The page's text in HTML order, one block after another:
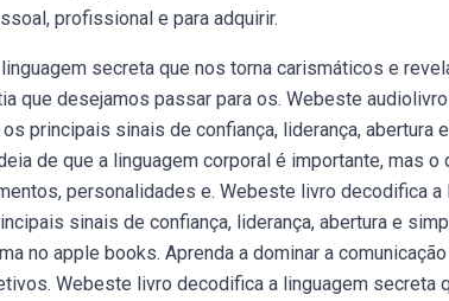
profissional e para adquirir.
secreta que nos torna carismáticos e
que desejamos passar para os. Webeste
principais sinais de confiança, liderança, abertura
de que a linguagem corporal é importante, mas
personalidades e. Webeste livro decodifica
sinais de confiança, liderança, abertura e
no apple books. Aprenda a dominar a
Webeste livro decodifica a linguagem secreta